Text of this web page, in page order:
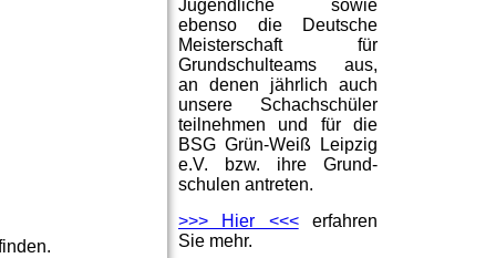
Jugendliche sowie
ebenso die Deutsche
Meisterschaft für
Grundschulteams aus,
an denen jährlich auch
unsere Schachschüler
teilnehmen und für die
BSG Grün-Weiß Leipzig
e.V. bzw. ihre Grund-
schulen antreten.
>>> Hier <<<erfahren
Sie mehr.